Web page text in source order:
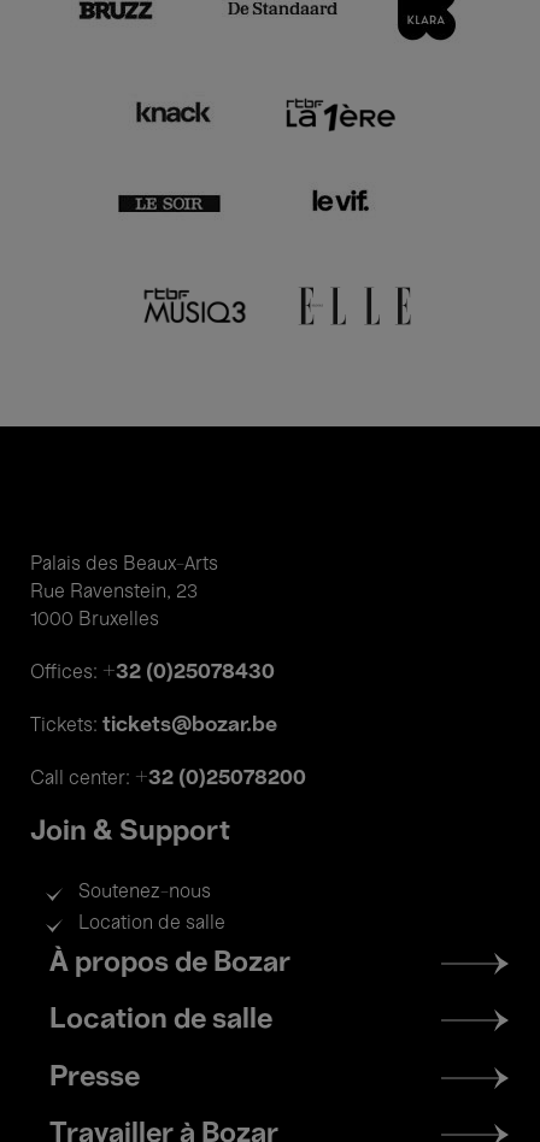
Palais des Beaux-Arts
Rue Ravenstein, 23
1000 Bruxelles
Offices: +32 (0)25078430
Tickets: tickets@bozar.be
Call center: +32 (0)25078200
Join & Support
Soutenez-nous
Location de salle
Footer
menu
À propos de Bozar
Location de salle
Presse
Travailler à Bozar